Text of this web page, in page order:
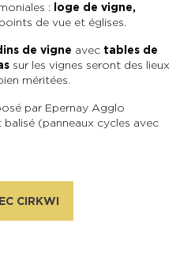
:
loge de vigne,
de vue et églises.
de vigne avec tables de
sur les vignes seront des lieux
méritées.
par Epernay Agglo
(panneaux cycles avec
CIRKWI